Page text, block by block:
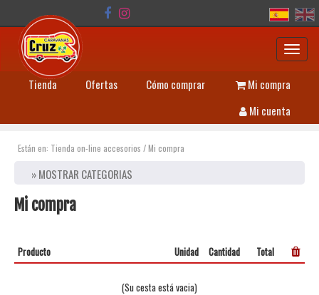
Tienda Ofertas Cómo comprar
Mi compra
Mi cuenta
Están en: Tienda on-line accesorios /Mi compra
» MOSTRAR CATEGORIAS
Mi compra
Producto Unidad Cantidad Total
(Su cesta está vacia)